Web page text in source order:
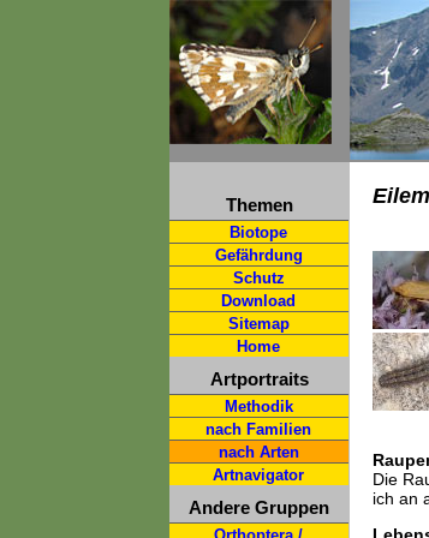
Themen
Biotope
Gefährdung
Schutz
Download
Sitemap
Home
Artportraits
Methodik
nach Familien
nach Arten
Artnavigator
Andere Gruppen
Die
ich an